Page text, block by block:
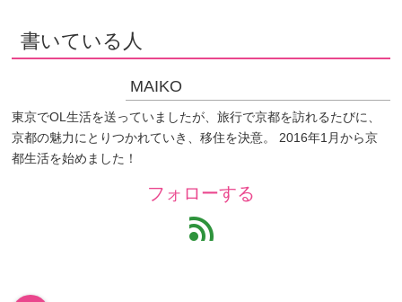
書いている人
MAIKO
東京でOL生活を送っていましたが、旅行で京都を訪れるたびに、
京都の魅力にとりつかれていき、移住を決意。 2016年1月から京
都生活を始めました！
フォローする
feed